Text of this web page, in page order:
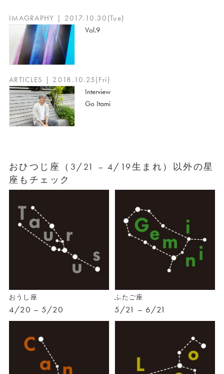
IMAGRAPHY | 2017.10.30(Tue)
Vol.9
ARTICLES | 2018.10.25(Fri)
Interview
Go Itami
おひつじ座（3/21 – 4/19生まれ）以外の星
座もチェック
おうし座
4/20 – 5/20
ふたご座
5/21 – 6/21